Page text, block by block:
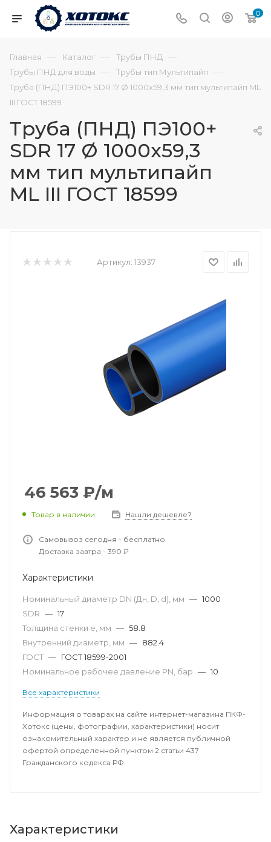
0
Главная — Каталог — Трубы ПНД —
Трубы ПНД для воды — Трубы тип Мультипайп —
Труба (ПНД) ПЭ100+ SDR 17 Ø 1000х59,3 мм тип мультипайп ML
III ГОСТ 18599
Труба (ПНД) ПЭ100+
SDR 17 Ø 1000х59,3
мм тип мультипайп
ML III ГОСТ 18599
Артикул: 13937
46 563 ₽/м
Товар в наличии Нашли дешевле?
Самовывоз сегодня - бесплатно
Доставка завтра - 390 ₽
Характеристики
Номинальный диаметр DN (Дн, D, d), мм — 1000
SDR — 17
Толщина стенки e, мм — 58.8
Внутренний диаметр, мм — 882.4
ГОСТ — ГОСТ 18599-2001
Номинальное рабочее давление PN, бар — 10
Все характеристики
Информация о товарах на сайте интернет-магазина ПКФ-
Хотокс (цены, фотографии, характеристики) носит
ознакомительный характер и не является публичной
офертой определенной пунктом 2 статьи 437
Гражданского кодекса РФ.
Характеристики